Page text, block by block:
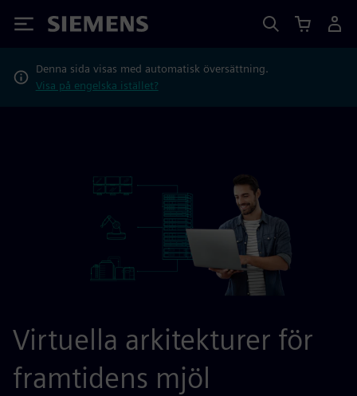
Siemens
Denna sida visas med automatisk översättning.
Visa på engelska istället?
Virtuella arkitekturer för
framtidens mjöl